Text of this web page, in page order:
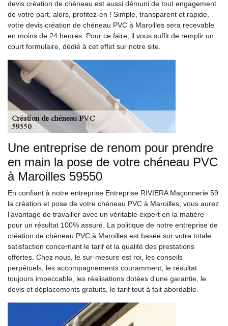
devis création de chéneau est aussi démuni de tout engagement
de votre part, alors, profitez-en ! Simple, transparent et rapide,
votre devis création de chéneau PVC à Maroilles sera recevable
en moins de 24 heures. Pour ce faire, il vous suffit de remplir un
court formulaire, dédié à cet effet sur notre site.
Une entreprise de renom pour prendre
en main la pose de votre chéneau PVC
à Maroilles 59550
En confiant à notre entreprise Entreprise RIVIERA Maçonnerie 59
la création et pose de votre chéneau PVC à Maroilles, vous aurez
l’avantage de travailler avec un véritable expert en la matière
pour un résultat 100% assuré. La politique de notre entreprise de
création de chéneau PVC à Maroilles est basée sur votre totale
satisfaction concernant le tarif et la qualité des prestations
offertes. Chez nous, le sur-mesure est roi, les conseils
perpétuels, les accompagnements couramment, le résultat
toujours impeccable, les réalisations dotées d’une garantie, le
devis et déplacements gratuits, le tarif tout à fait abordable.